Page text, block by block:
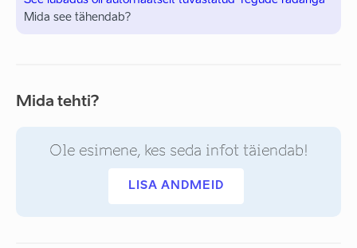
Mida see tähendab?
Mida tehti?
Ole esimene, kes seda infot täiendab!
LISA ANDMEID